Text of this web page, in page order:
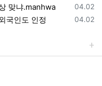
등록일
04.02
맞냐.manhwa
등록일
04.02
국인도 인정